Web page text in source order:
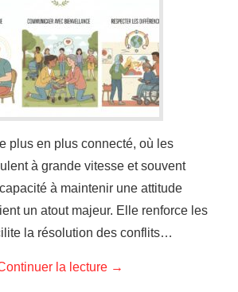
plus en plus connecté, où les
à grande vitesse et souvent
à maintenir une attitude
un atout majeur. Elle renforce les
la résolution des conflits…
la lecture →